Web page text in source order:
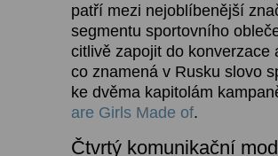
patří mezi nejoblíbenější
segmentu sportovního
citlivě zapojit do
co znamená v Rusku slovo
ke dvěma kapitolám
are Girls Made of.
Čtvrtý komunikační